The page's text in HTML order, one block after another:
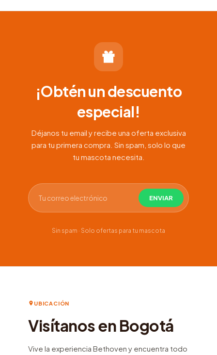
¡Obtén un descuento
especial!
Déjanos tu email y recibe una oferta exclusiva
para tu primera compra. Sin spam, solo lo que
tu mascota necesita.
Sin spam · Solo ofertas para tu mascota
UBICACIÓN
Visítanos en Bogotá
Vive la experiencia Bethoven y encuentra todo